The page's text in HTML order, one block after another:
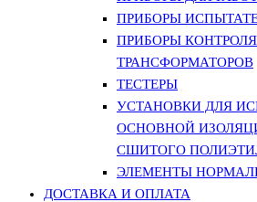
ПРИБОРЫ
ПРИБОРЫ
ТРАНСФОРМАТОРОВ
ТЕСТЕРЫ
УСТАНОВКИ ДЛЯ
ОСНОВНОЙ
СШИТОГО
ЭЛЕМЕНТЫ
ДОСТАВКА И ОПЛАТА